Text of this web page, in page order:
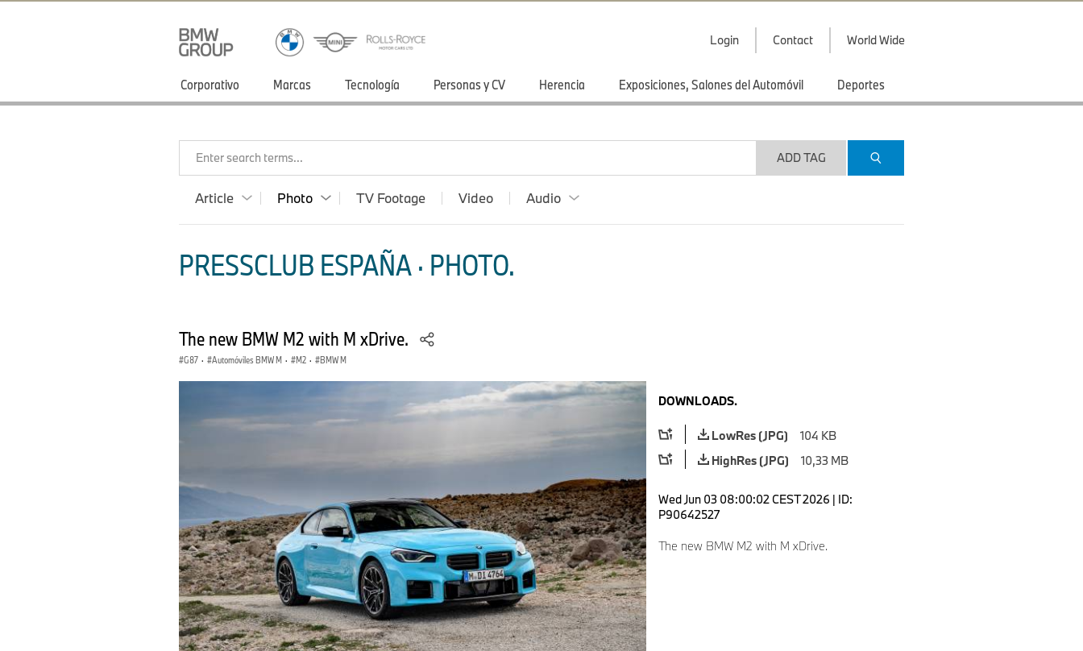
Login Contact World Wide
Corporativo Marcas Tecnología Personas y CV Herencia Exposiciones, Salones del Automóvil Deportes
Enter search terms... ADD TAG
Article Photo TV Footage Video Audio
PRESSCLUB ESPAÑA · PHOTO.
The new BMW M2 with M xDrive.
G87 · Automóviles BMW M · M2 · BMW M
DOWNLOADS.
LowRes (JPG)
104 KB
HighRes (JPG)
10,33 MB
Wed Jun 03 08:00:02 CEST 2026 | ID:
P90642527
The new BMW M2 with M xDrive.